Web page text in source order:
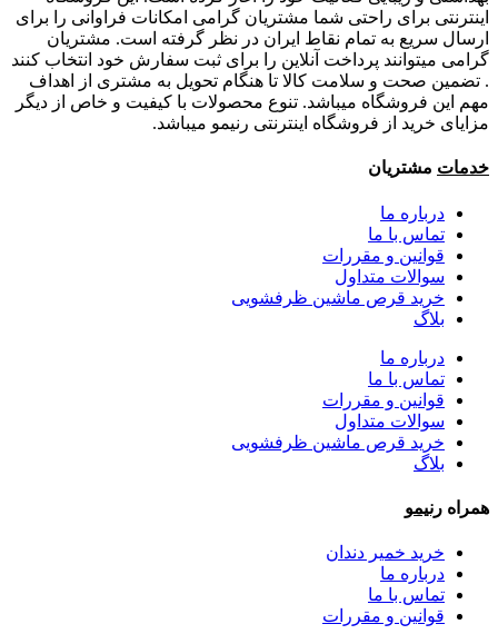
اینترنتی برای راحتی شما مشتریان گرامی امکانات فراوانی را برای
ارسال سریع به تمام نقاط ایران در نظر گرفته است. مشتریان
گرامی میتوانند پرداخت آنلاین را برای ثبت سفارش خود انتخاب کنند
. تضمین صحت و سلامت کالا تا هنگام تحویل به مشتری از اهداف
مهم این فروشگاه میباشد. تنوع محصولات با کیفیت و خاص از دیگر
مزایای خرید از فروشگاه اینترنتی رنیمو میباشد.
خدمات مشتریان
درباره ما
تماس با ما
قوانین و مقررات
سوالات متداول
خرید قرص ماشین ظرفشویی
بلاگ
درباره ما
تماس با ما
قوانین و مقررات
سوالات متداول
خرید قرص ماشین ظرفشویی
بلاگ
همراه رنیمو
خرید خمیر دندان
درباره ما
تماس با ما
قوانین و مقررات